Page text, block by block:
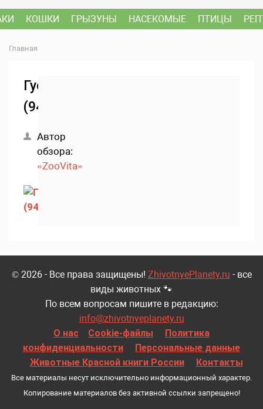
КОШКИ ГРЫЗУНЫ НАСЕКОМЫЕ ПТИЦЫ
Главная
Густера
(94)
Автор
обзора:
«ZooVita»
© 2026 - Все права защищены! ZhivotnyePlanety.ru - все
виды животных 🐾
По всем вопросам пишите в редакцию:
info@zhivotnyeplanety.ru
О нас
Cookie-файлы
Политика
конфиденциальности
Персональные данные
Животные Красной книги России
Контакты
Все материалы несут исключительно информационный характер.
Копирование материалов без активной ссылки запрещено!